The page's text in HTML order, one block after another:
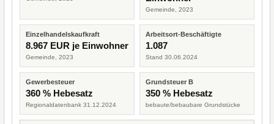
Gemeinde, 2023
Einzelhandelskaufkraft
8.967 EUR je Einwohner
Gemeinde, 2023
Arbeitsort-Beschäftigte
1.087
Stand 30.06.2024
Gewerbesteuer
360 % Hebesatz
Regionaldatenbank 31.12.2024
Grundsteuer B
350 % Hebesatz
bebaute/bebaubare Grundstücke